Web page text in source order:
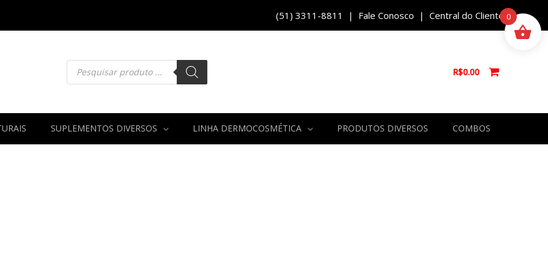
(51) 3311-8811 | Fale Conosco | Central do Cliente
Pesquisar
produtos R$0.00
SUPLEMENTOS DIVERSOS LINHA DERMOCOSMÉTICA PRODUTOS DIVERSOS COMBOS
0